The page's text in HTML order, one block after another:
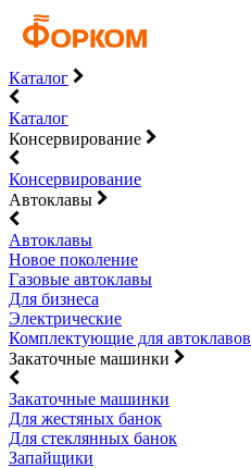
Каталог
Каталог
Консервирование
Консервирование
Автоклавы
Автоклавы
Новое поколение
Газовые автоклавы
Для бизнеса
Электрические
Комплектующие для автоклавов
Закаточные машинки
Закаточные машинки
Для жестяных банок
Для стеклянных банок
Запайщики